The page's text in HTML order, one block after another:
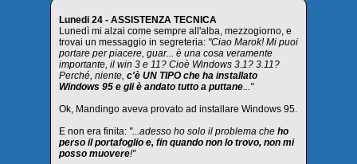
Lunedi 24 - ASSISTENZA TECNICA
Lunedì mi alzai come sempre all'alba, mezzogiorno, e
trovai un messaggio in segreteria: "Ciao Marok! Mi puoi
portare per piacere, guar... è una cosa veramente
importante, il win 3 e 11? Cioè Windows 3.1? 3.11?
Perché, niente, c'è UN TIPO che ha installato
Windows 95 e gli è andato tutto a puttane..."
Ok, Mandingo aveva provato ad installare Windows 95.
E non era finita: "...adesso ho solo il problema che ho
perso il portafoglio e, fin quando non lo trovo, non mi
posso muovere!"